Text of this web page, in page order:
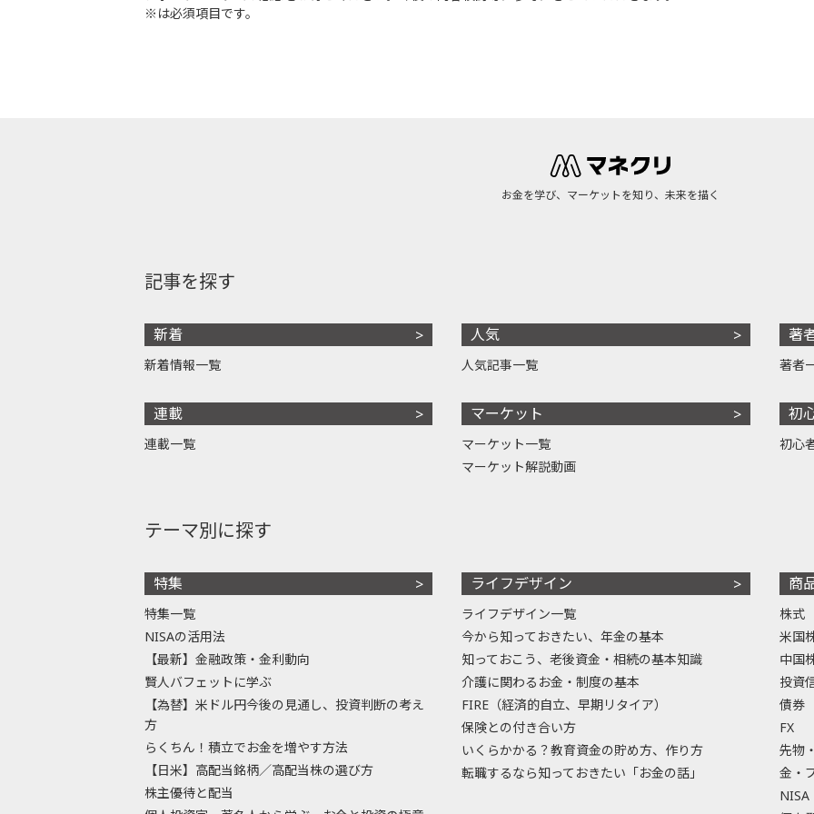
※は必須項目です。
お金を学び、マーケットを知り、未来を描く
記事を探す
新着
新着情報一覧
連載
連載一覧
人気
人気記事一覧
マーケット
マーケット一覧
マーケット解説動画
著
著者
初
初心
テーマ別に探す
特集
特集一覧
NISAの活用法
【最新】金融政策・金利動向
賢人バフェットに学ぶ
【為替】米ドル円今後の見通し、投資判断の考え
方
らくちん！積立でお金を増やす方法
【日米】高配当銘柄／高配当株の選び方
株主優待と配当
ライフデザイン
ライフデザイン一覧
今から知っておきたい、年金の基本
知っておこう、老後資金・相続の基本知識
介護に関わるお金・制度の基本
FIRE（経済的自立、早期リタイア）
保険との付き合い方
いくらかかる？教育資金の貯め方、作り方
転職するなら知っておきたい「お金の話」
商
株式
米国
中国
投資
債券
FX
先物
金・
NISA